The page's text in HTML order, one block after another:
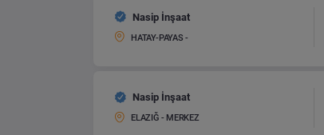
Nasip İnşaat
HATAY-PAYAS -
Nasip İnşaat
ELAZIĞ - MERKEZ